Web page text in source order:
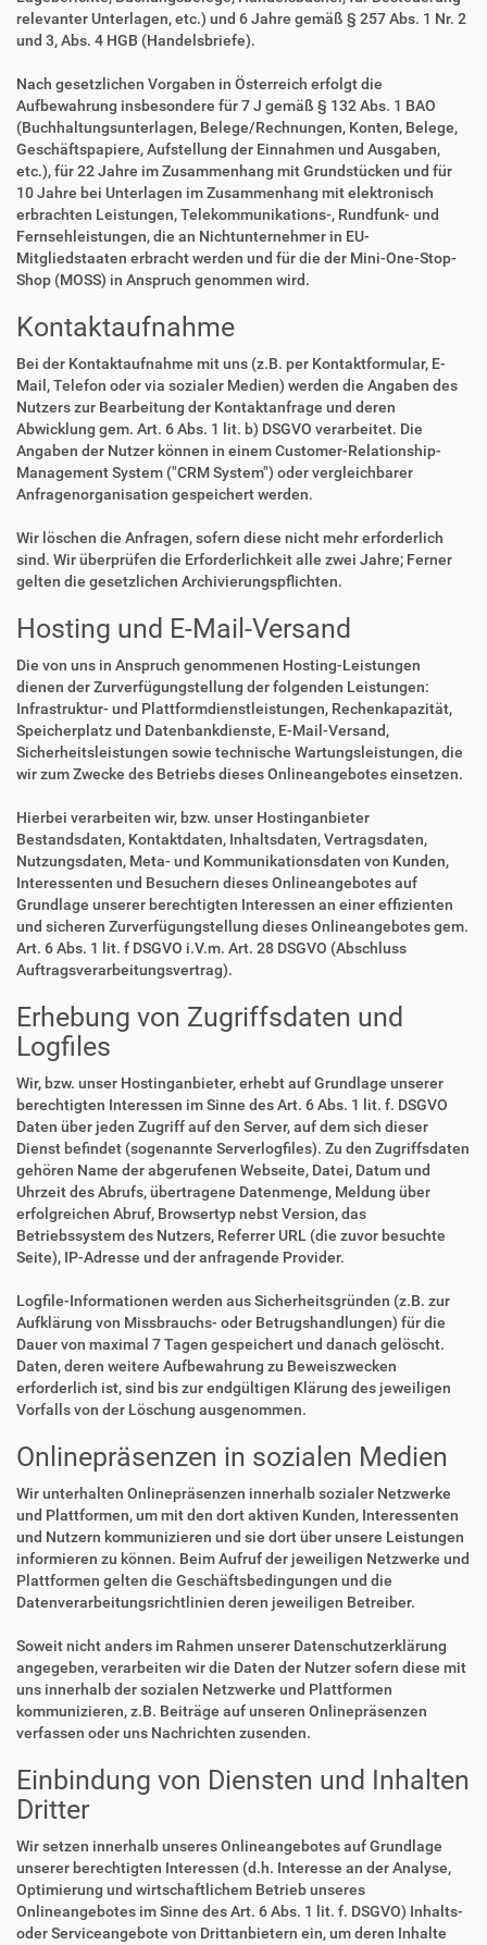
relevanter Unterlagen, etc.) und 6 Jahre gemäß § 257 Abs. 1 Nr. 2
und 3, Abs. 4 HGB (Handelsbriefe).
Nach gesetzlichen Vorgaben in Österreich erfolgt die
Aufbewahrung insbesondere für 7 J gemäß § 132 Abs. 1 BAO
(Buchhaltungsunterlagen, Belege/Rechnungen, Konten, Belege,
Geschäftspapiere, Aufstellung der Einnahmen und Ausgaben,
etc.), für 22 Jahre im Zusammenhang mit Grundstücken und für
10 Jahre bei Unterlagen im Zusammenhang mit elektronisch
erbrachten Leistungen, Telekommunikations-, Rundfunk- und
Fernsehleistungen, die an Nichtunternehmer in EU-
Mitgliedstaaten erbracht werden und für die der Mini-One-Stop-
Shop (MOSS) in Anspruch genommen wird.
Kontaktaufnahme
Bei der Kontaktaufnahme mit uns (z.B. per Kontaktformular, E-
Mail, Telefon oder via sozialer Medien) werden die Angaben des
Nutzers zur Bearbeitung der Kontaktanfrage und deren
Abwicklung gem. Art. 6 Abs. 1 lit. b) DSGVO verarbeitet. Die
Angaben der Nutzer können in einem Customer-Relationship-
Management System ("CRM System") oder vergleichbarer
Anfragenorganisation gespeichert werden.
Wir löschen die Anfragen, sofern diese nicht mehr erforderlich
sind. Wir überprüfen die Erforderlichkeit alle zwei Jahre; Ferner
gelten die gesetzlichen Archivierungspflichten.
Hosting und E-Mail-Versand
Die von uns in Anspruch genommenen Hosting-Leistungen
dienen der Zurverfügungstellung der folgenden Leistungen:
Infrastruktur- und Plattformdienstleistungen, Rechenkapazität,
Speicherplatz und Datenbankdienste, E-Mail-Versand,
Sicherheitsleistungen sowie technische Wartungsleistungen, die
wir zum Zwecke des Betriebs dieses Onlineangebotes einsetzen.
Hierbei verarbeiten wir, bzw. unser Hostinganbieter
Bestandsdaten, Kontaktdaten, Inhaltsdaten, Vertragsdaten,
Nutzungsdaten, Meta- und Kommunikationsdaten von Kunden,
Interessenten und Besuchern dieses Onlineangebotes auf
Grundlage unserer berechtigten Interessen an einer effizienten
und sicheren Zurverfügungstellung dieses Onlineangebotes gem.
Art. 6 Abs. 1 lit. f DSGVO i.V.m. Art. 28 DSGVO (Abschluss
Auftragsverarbeitungsvertrag).
Erhebung von Zugriffsdaten und
Logfiles
Wir, bzw. unser Hostinganbieter, erhebt auf Grundlage unserer
berechtigten Interessen im Sinne des Art. 6 Abs. 1 lit. f. DSGVO
Daten über jeden Zugriff auf den Server, auf dem sich dieser
Dienst befindet (sogenannte Serverlogfiles). Zu den Zugriffsdaten
gehören Name der abgerufenen Webseite, Datei, Datum und
Uhrzeit des Abrufs, übertragene Datenmenge, Meldung über
erfolgreichen Abruf, Browsertyp nebst Version, das
Betriebssystem des Nutzers, Referrer URL (die zuvor besuchte
Seite), IP-Adresse und der anfragende Provider.
Logfile-Informationen werden aus Sicherheitsgründen (z.B. zur
Aufklärung von Missbrauchs- oder Betrugshandlungen) für die
Dauer von maximal 7 Tagen gespeichert und danach gelöscht.
Daten, deren weitere Aufbewahrung zu Beweiszwecken
erforderlich ist, sind bis zur endgültigen Klärung des jeweiligen
Vorfalls von der Löschung ausgenommen.
Onlinepräsenzen in sozialen Medien
Wir unterhalten Onlinepräsenzen innerhalb sozialer Netzwerke
und Plattformen, um mit den dort aktiven Kunden, Interessenten
und Nutzern kommunizieren und sie dort über unsere Leistungen
informieren zu können. Beim Aufruf der jeweiligen Netzwerke und
Plattformen gelten die Geschäftsbedingungen und die
Datenverarbeitungsrichtlinien deren jeweiligen Betreiber.
Soweit nicht anders im Rahmen unserer Datenschutzerklärung
angegeben, verarbeiten wir die Daten der Nutzer sofern diese mit
uns innerhalb der sozialen Netzwerke und Plattformen
kommunizieren, z.B. Beiträge auf unseren Onlinepräsenzen
verfassen oder uns Nachrichten zusenden.
Einbindung von Diensten und Inhalten
Dritter
Wir setzen innerhalb unseres Onlineangebotes auf Grundlage
unserer berechtigten Interessen (d.h. Interesse an der Analyse,
Optimierung und wirtschaftlichem Betrieb unseres
Onlineangebotes im Sinne des Art. 6 Abs. 1 lit. f. DSGVO) Inhalts-
oder Serviceangebote von Drittanbietern ein, um deren Inhalte